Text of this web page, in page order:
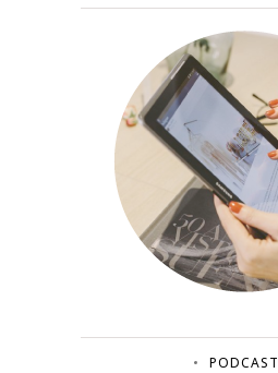
PODCAST